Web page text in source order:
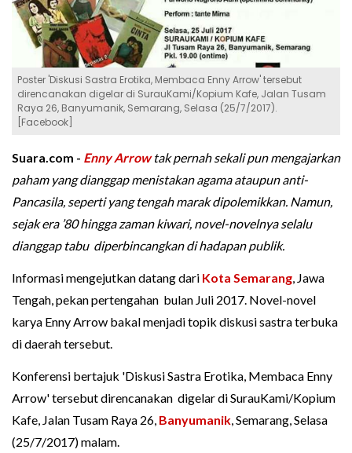
Poster 'Diskusi Sastra Erotika, Membaca Enny Arrow' tersebut
direncanakan digelar di SurauKami/Kopium Kafe, Jalan Tusam
Raya 26, Banyumanik, Semarang, Selasa (25/7/2017).
[Facebook]
Suara.com - Enny Arrowtak pernah sekali pun mengajarkan
paham yang dianggap menistakan agama ataupun anti-
Pancasila, seperti yang tengah marak dipolemikkan. Namun,
sejak era ’80 hingga zaman kiwari, novel-novelnya selalu
dianggap tabu diperbincangkan di hadapan publik.
Informasi mengejutkan datang dari Kota Semarang, Jawa
Tengah, pekan pertengahan bulan Juli 2017. Novel-novel
karya Enny Arrow bakal menjadi topik diskusi sastra terbuka
di daerah tersebut.
Konferensi bertajuk 'Diskusi Sastra Erotika, Membaca Enny
Arrow' tersebut direncanakan digelar di SurauKami/Kopium
Kafe, Jalan Tusam Raya 26, Banyumanik, Semarang, Selasa
(25/7/2017) malam.